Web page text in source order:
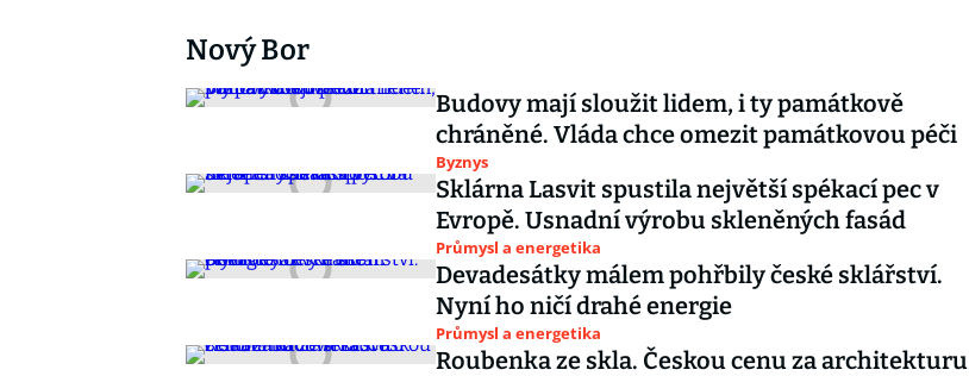
Nový Bor
Budovy mají sloužit lidem, i ty památkově
chráněné. Vláda chce omezit památkovou péči
Byznys
Sklárna Lasvit spustila největší spékací pec v
Evropě. Usnadní výrobu skleněných fasád
Průmysl a energetika
Devadesátky málem pohřbily české sklářství.
Nyní ho ničí drahé energie
Průmysl a energetika
Roubenka ze skla. Českou cenu za architekturu